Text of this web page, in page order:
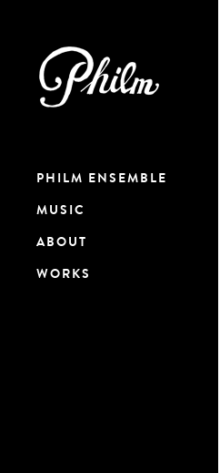
PHILM ENSEMBLE
MUSIC
ABOUT
WORKS